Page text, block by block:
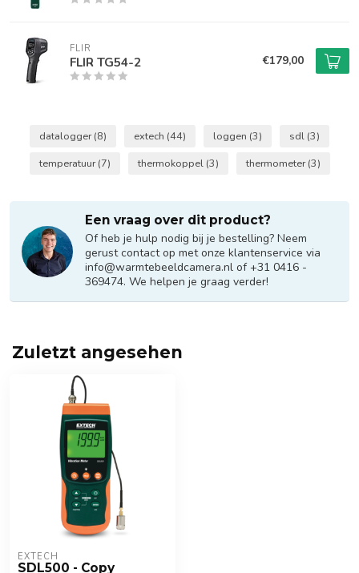
FLIR
FLIR TG54-2 €179,00
datalogger(8) extech (44) loggen (3) sdl (3)
temperatuur(7) thermokoppel (3) thermometer(3)
Een vraag over dit product?
Of heb je hulp nodig bij je bestelling? Neem
gerust contact op met onze klantenservice via
info@warmtebeeldcamera.nl of +31 0416 -
369474. We helpen je graag verder!
Zuletzt angesehen
EXTECH
SDL500 - Copy